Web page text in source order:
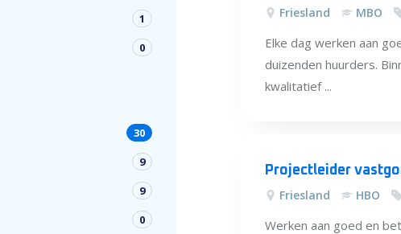
1
0
30
9
9
0
Friesland MBO
Elke dag werken aan
duizenden huurders.
kwalitatief ...
Projectleider
Friesland HBO
Werken aan goed en